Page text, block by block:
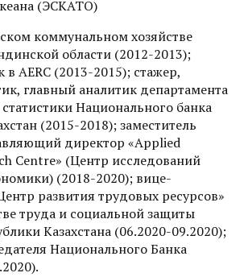
(ЭСКАТО)
коммунальном хозяйстве
области (2012-2013);
в AERC (2013-2015); стажер,
главный аналитик департамента
Национального банка
(2015-2018); заместитель
директор «Applied
Centre» (Центр исследований
(2018-2020); вице-
развития трудовых ресурсов»
труда и социальной защиты
Казахстана (06.2020-09.2020);
Национального Банка